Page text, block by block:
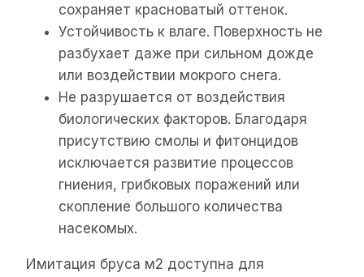
сохраняет красноватый оттенок.
Устойчивость к влаге. Поверхность не
разбухает даже при сильном дожде
или воздействии мокрого снега.
Не разрушается от воздействия
биологических факторов. Благодаря
присутствию смолы и фитонцидов
исключается развитие процессов
гниения, грибковых поражений или
скопление большого количества
насекомых.
Имитация бруса м2 доступна для